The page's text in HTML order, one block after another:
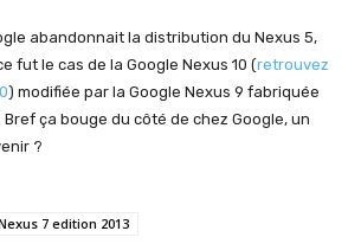
abandonnait la distribution du Nexus 5,
fut le cas de la Google Nexus 10 (retrouvez
) modifiée par la Google Nexus 9 fabriquée
Bref ça bouge du côté de chez Google, un
?
7 edition 2013